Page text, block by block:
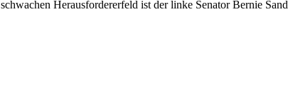
schwachen Herausfordererfeld ist der linke Senator Bernie